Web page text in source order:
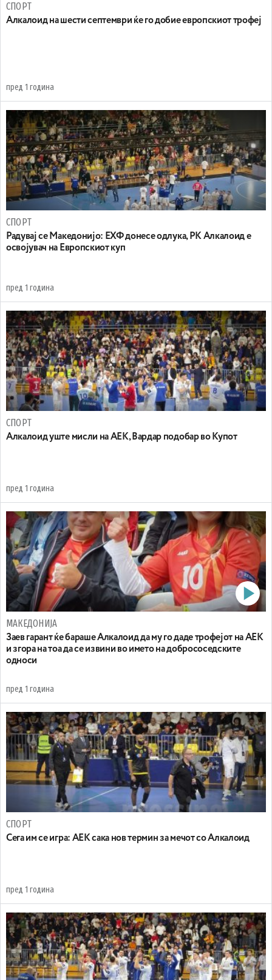
СПОРТ
Алкалоид на шести септември ќе го добие европскиот трофеј
пред 1 година
СПОРТ
Радувај се Македонијо: ЕХФ донесе одлука, РК Алкaлоид е
освојувач на Европскиот куп
пред 1 година
СПОРТ
Алкалоид уште мисли на АЕК, Вардар подобар во Купот
пред 1 година
МАКЕДОНИЈА
Заев гарант ќе бараше Алкалоид да му го даде трофејот на АЕК
и згора на тоа да се извини во името на добрососедските
односи
пред 1 година
СПОРТ
Сега им се игра: АЕК сака нов термин за мечот со Алкалоид
пред 1 година